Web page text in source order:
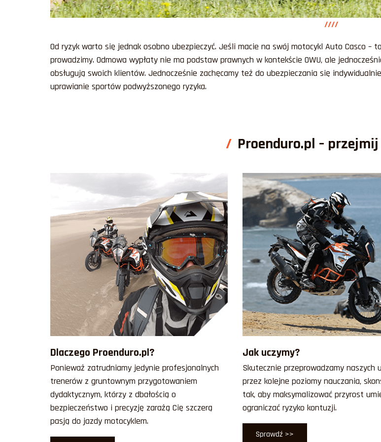
////
Od ryzyk warto się jednak osobno ubezpieczyć. Jeśli macie na swój motocykl Auto Casco –
prowadzimy. Odmowa wypłaty nie ma podstaw prawnych w kontekście OWU, ale
obsługują swoich klientów. Jednocześnie zachęcamy też do ubezpieczania się
uprawianie sportów podwyższonego ryzyka.
Proenduro.pl –
Dlaczego Proenduro.pl?
Ponieważ zatrudniamy jedynie profesjonalnych
trenerów z gruntownym przygotowaniem
dydaktycznym, którzy z dbałością o
bezpieczeństwo i precyzję zarażą Cię szczerą
pasją do jazdy motocyklem.
Jak uczymy?
Skutecznie przeprowadzamy naszych
przez kolejne poziomy nauczania,
tak, aby maksymalizować przyrost
ograniczać ryzyko kontuzji.
Sprawdź >>